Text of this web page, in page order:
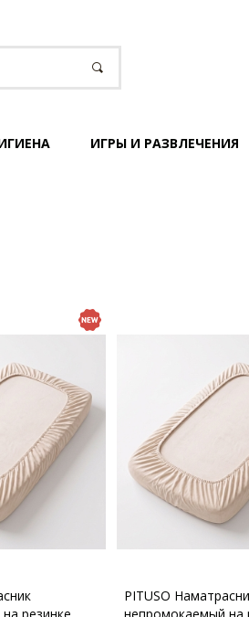
ИГРЫ И РАЗВЛЕЧЕНИЯ
PITUSO